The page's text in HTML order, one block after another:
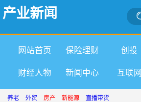
产业新闻
网站首页 保险理财 创投
财经人物 新闻中心 互联网
养老 外贸 房产 新能源 直播带货